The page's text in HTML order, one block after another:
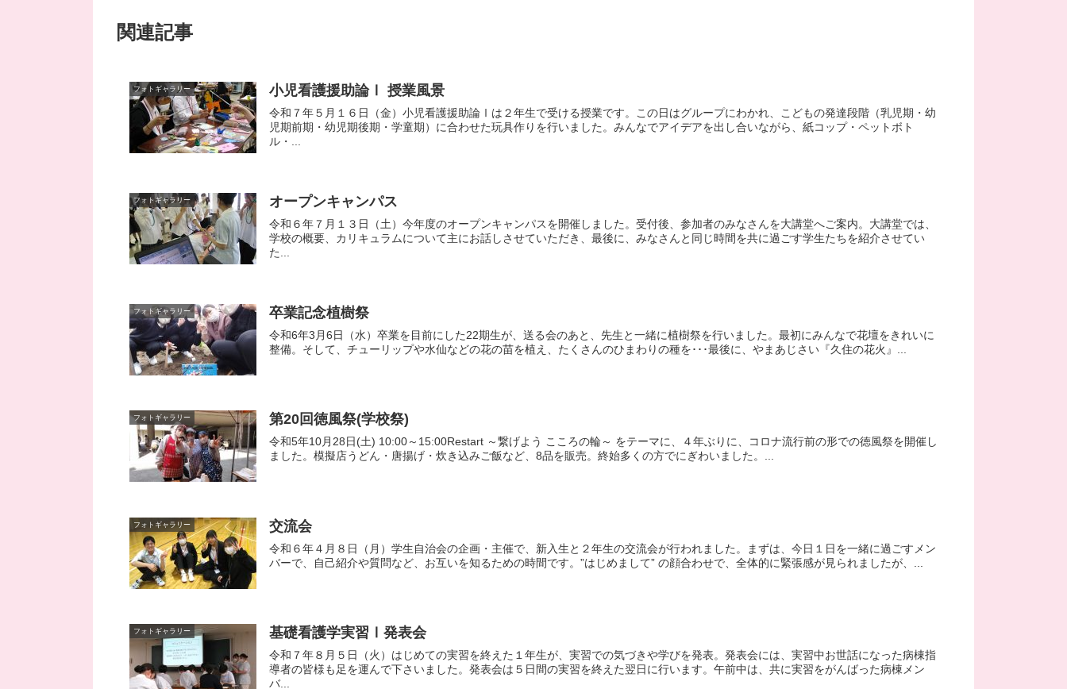
関連記事
フォトギャラリー 小児看護援助論Ⅰ 授業風景
令和７年５月１６日（金）小児看護援助論Ⅰは２年生で受ける授業です。この日はグループにわかれ、こどもの発達段階（乳児期・幼
児期前期・幼児期後期・学童期）に合わせた玩具作りを行いました。みんなでアイデアを出し合いながら、紙コップ・ペットボト
ル・...
フォトギャラリー オープンキャンパス
令和６年７月１３日（土）今年度のオープンキャンパスを開催しました。受付後、参加者のみなさんを大講堂へご案内。大講堂では、
学校の概要、カリキュラムについて主にお話しさせていただき、最後に、みなさんと同じ時間を共に過ごす学生たちを紹介させてい
た...
フォトギャラリー 卒業記念植樹祭
令和6年3月6日（水）卒業を目前にした22期生が、送る会のあと、先生と一緒に植樹祭を行いました。最初にみんなで花壇をきれいに
整備。そして、チューリップや水仙などの花の苗を植え、たくさんのひまわりの種を･･･最後に、やまあじさい『久住の花火』...
フォトギャラリー 第20回徳風祭(学校祭)
令和5年10月28日(土) 10:00～15:00Restart ～繋げよう こころの輪～ をテーマに、４年ぶりに、コロナ流行前の形での徳風祭を開催し
ました。模擬店うどん・唐揚げ・炊き込みご飯など、8品を販売。終始多くの方でにぎわいました。...
フォトギャラリー 交流会
令和６年４月８日（月）学生自治会の企画・主催で、新入生と２年生の交流会が行われました。まずは、今日１日を一緒に過ごすメン
バーで、自己紹介や質問など、お互いを知るための時間です。”はじめまして” の顔合わせで、全体的に緊張感が見られましたが、...
フォトギャラリー 基礎看護学実習Ⅰ発表会
令和７年８月５日（火）はじめての実習を終えた１年生が、実習での気づきや学びを発表。発表会には、実習中お世話になった病棟指
導者の皆様も足を運んで下さいました。発表会は５日間の実習を終えた翌日に行います。午前中は、共に実習をがんばった病棟メン
バ...